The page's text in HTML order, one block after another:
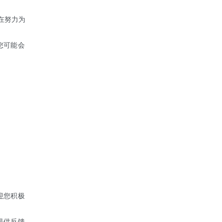
努力为
可能会
您积极